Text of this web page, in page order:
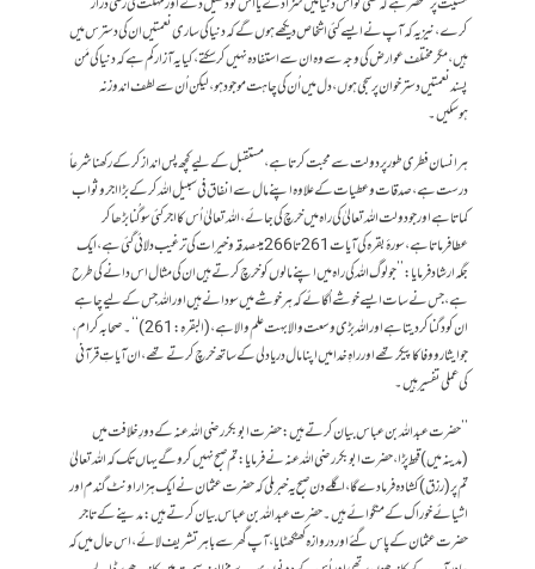
کرے، نیز یہ کہ آپ نے ایسے کئی اشخاص دیکھے ہوں گے کہ دنیا کی ساری نعمتیں ان کی دسترس میں
ہیں، مگر مختلف عوارض کی وجہ سے وہ ان سے استفادہ نہیں کرسکتے، کیا یہ آزار کم ہے کہ دنیا کی مَن
پسند نعمتیں دسترخوان پر سجی ہوں ، دل میں اُن کی چاہت موجود ہو ، لیکن اُن سے لطف اندوز نہ
ہوسکیں۔
ہر انسان فطری طور پر دولت سے محبت کرتا ہے ، مستقبل کے لیے کچھ پس انداز کر کے رکھنا شرعاً
درست ہے ،صدقات وعطیات کے علاوہ اپنے مال سے انفاق فی سبیل اللہ کرکے بڑا اجر وثواب
کماتاہے اور جو دولت اللہ تعالیٰ کی راہ میں خرچ کی جائے ،اللہ تعالیٰ اُس کا اجر کئی سو گُنا بڑھا کر
عطافرماتا ہے ،سورۂ بقرہ کی آیات261تا 266میںصدقہ وخیرات کی ترغیب دلائی گئی ہے ،ایک
جگہ ارشاد فرمایا:’’جو لوگ اللہ کی راہ میں اپنے مالوں کو خرچ کرتے ہیں ان کی مثال اس دانے کی طرح
ہے ،جس نے سات ایسے خوشے اُگائے کہ ہر خوشے میں سودانے ہیں اوراللہ جس کے لیے چاہے
ان کو دگنا کردیتا ہے اور اللہ بڑی وسعت والا بہت علم والا ہے ، (البقرہ:261)‘‘۔صحابہ کرام،
جو ایثار ووفاکا پیکر تھے اور راہِ خدا میں اپنا مال دریا دلی کے ساتھ خرچ کرتے تھے، ان آیاتِ قرآنی
کی عملی تفسیر ہیں ۔
’’ حضرت عبداللہ بن عباس بیان کرتے ہیں : حضرت ابو بکر رضی اللہ عنہ کے دورِ خلافت میں
(مدینہ میں) قحط پڑا،حضر ت ابو بکر رضی اللہ عنہ نے فرمایا: تم صبح نہیں کروگے یہاں تک کہ اللہ تعالیٰ
تم پر(رزق ) کشادہ فرمادے گا ،اگلے دن صبح یہ خبر ملی کہ حضرت عثمان نے ایک ہزاراونٹ گندم اور
اشیائے خوراک کے منگوائے ہیں ۔ حضرت عبداللہ بن عباس بیان کرتے ہیں: مدینے کے تاجر
حضرت عثمان کے پاس گئے اور دروازہ کھٹکھٹایا ، آپ گھر سے باہر تشریف لائے ،اس حال میں کہ